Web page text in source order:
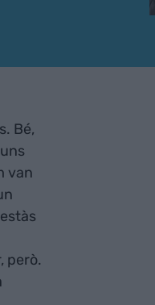
Bé,
van
però.